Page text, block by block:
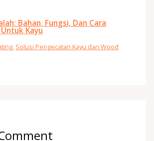
Bahan, Fungsi, Dan Cara
Kayu
Solusi Pengecatan Kayu dan Wood